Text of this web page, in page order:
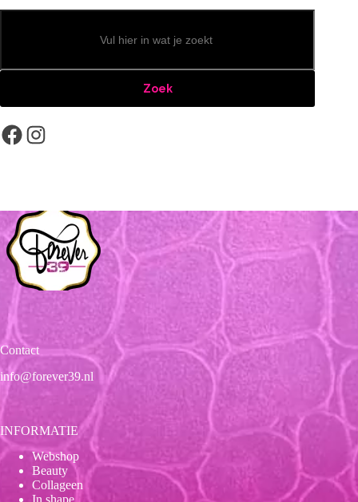
Zoeken
Zoek
Facebook
Instagram
Contact
info@forever39.nl
INFORMATIE
Webshop
Beauty
Collageen